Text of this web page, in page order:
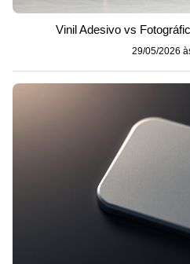
Vinil Adesivo vs
29/05/2026